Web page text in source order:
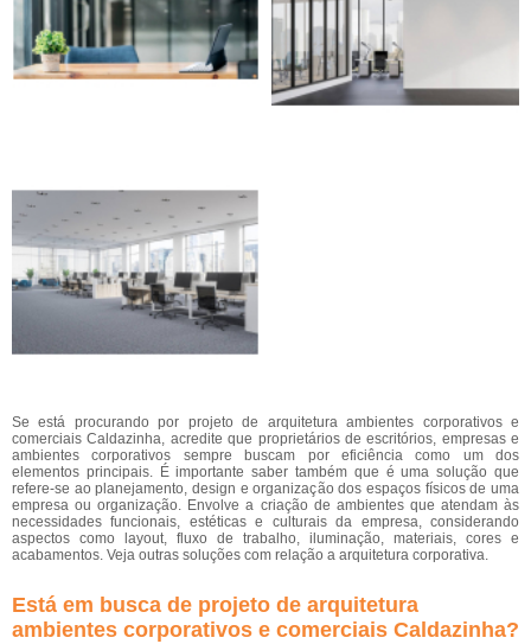
Se está procurando por projeto de arquitetura ambientes corporativos e
comerciais Caldazinha, acredite que proprietários de escritórios, empresas e
ambientes corporativos sempre buscam por eficiência como um dos
elementos principais. É importante saber também que é uma solução que
refere-se ao planejamento, design e organização dos espaços físicos de uma
empresa ou organização. Envolve a criação de ambientes que atendam às
necessidades funcionais, estéticas e culturais da empresa, considerando
aspectos como layout, fluxo de trabalho, iluminação, materiais, cores e
acabamentos. Veja outras soluções com relação a arquitetura corporativa.
Está em busca de projeto de arquitetura
ambientes corporativos e comerciais Caldazinha?